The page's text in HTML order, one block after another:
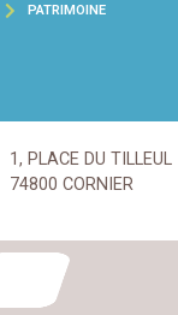
PATRIMOINE
1, PLACE DU TILLEUL
74800 CORNIER